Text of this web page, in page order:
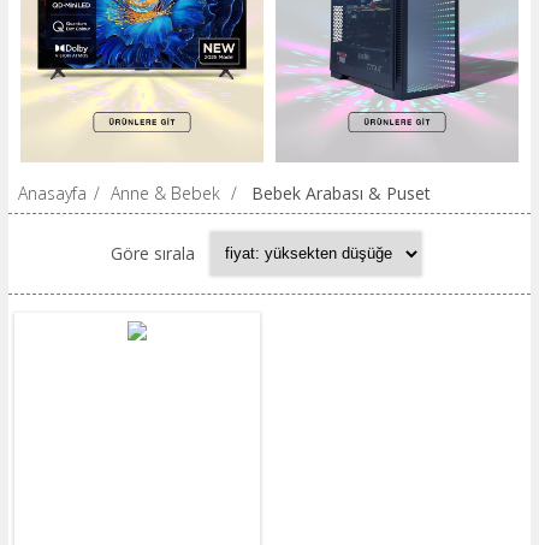
Anasayfa / Anne & Bebek / Bebek Arabası & Puset
Göre sırala